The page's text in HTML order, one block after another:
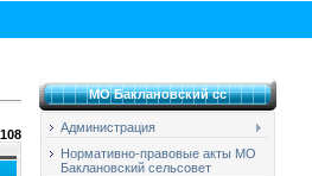
108
МО Баклановский сс
Администрация
Нормативно-правовые акты МО
Баклановский сельсовет